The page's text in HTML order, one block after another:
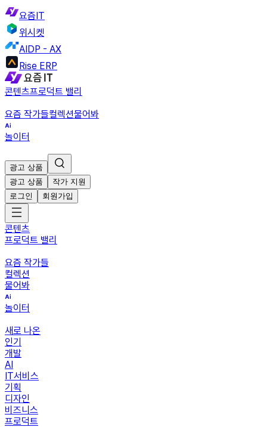
요즘IT
위시켓
AIDP - AX
Rise ERP
콘텐츠프로덕트 밸리
요즘 작가들컬렉션물어봐
놀이터
광고 상품
광고 상품
작가 지원
로그인
회원가입
콘텐츠
프로덕트 밸리
요즘 작가들
컬렉션
물어봐
놀이터
새로 나온
인기
개발
AI
IT서비스
기획
디자인
비즈니스
프로덕트